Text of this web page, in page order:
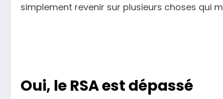
simplement revenir sur plusieurs choses qui
Oui, le RSA est dépassé